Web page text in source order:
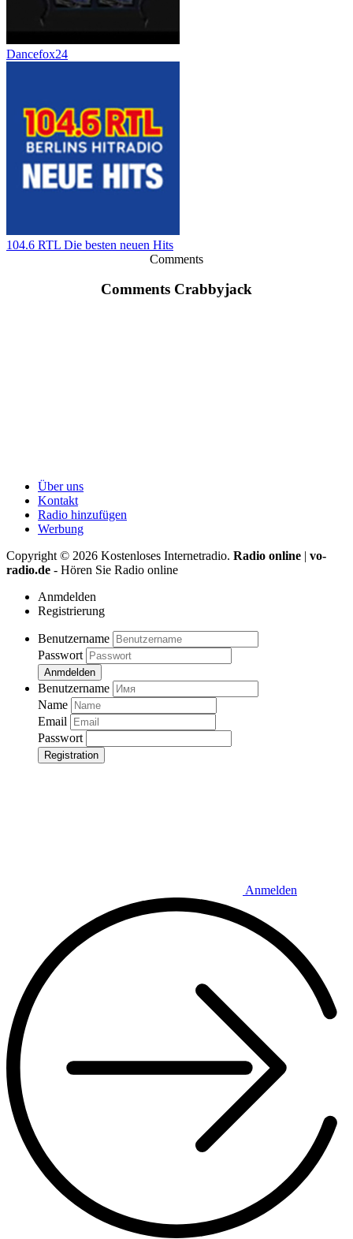
Dancefox24
104.6 RTL Die besten neuen Hits
Comments
Comments Crabbyjack
Über uns
Kontakt
Radio hinzufügen
Werbung
Copyright © 2026 Kostenloses Internetradio. Radio online | vo-
radio.de - Hören Sie Radio online
Anmdelden
Registrierung
Benutzername
Passwort
Anmdelden
Benutzername
Name
Email
Passwort
Registration
Anmelden